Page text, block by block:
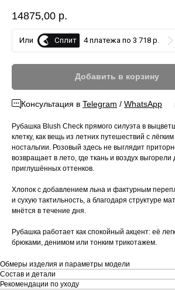
14875,00 р.
Или Сплит 4 платежа по 3 718 р.
Добавить в корзину
Консультация в Telegram / WhatsApp
Рубашка Blush Check прямого силуэта в
клетку, как вещь из летних путешествий с
ностальгии. Розовый здесь не выглядит
возвращает в лето, где ткань и воздух выгорели
приглушённых оттенков.
Хлопок с добавлением льна и фактурным
и сухую тактильность, а благодаря структуре
мнётся в течение дня.
Рубашка работает как спокойный акцент: её
брюками, денимом или тонким трикотажем.
Обмеры изделия и параметры модели
Состав и детали
Рекомендации по уходу